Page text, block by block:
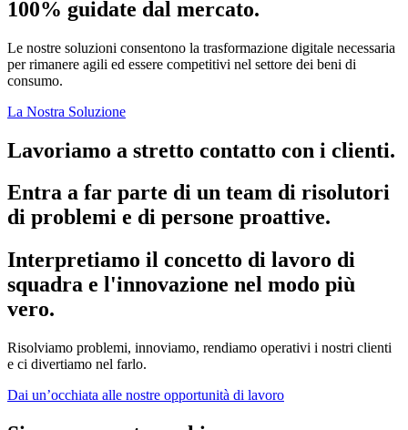
100% guidate dal mercato.
Le nostre soluzioni consentono la trasformazione digitale necessaria
per rimanere agili ed essere competitivi nel settore dei beni di
consumo.
La Nostra Soluzione
Lavoriamo a stretto contatto con i clienti.
Entra a far parte di un team di risolutori
di problemi e di persone proattive.
Interpretiamo il concetto di lavoro di
squadra e l'innovazione nel modo più
vero.
Risolviamo problemi, innoviamo, rendiamo operativi i nostri clienti
e ci divertiamo nel farlo.
Dai un’occhiata alle nostre opportunità di lavoro